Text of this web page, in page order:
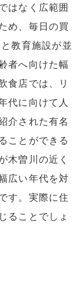
はなく広範囲
め、毎日の買
教育施設が並
者へ向けた幅
食店では、リ
代に向けて人
介された有名
ことができる
木曽川の近く
広い年代を対
す。実際に住
ることでしょ